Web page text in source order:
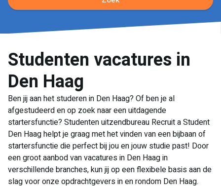
Studenten vacatures in
Den Haag
Ben jij aan het studeren in Den Haag? Of ben je al
afgestudeerd en op zoek naar een uitdagende
startersfunctie? Studenten uitzendbureau Recruit a Student
Den Haag helpt je graag met het vinden van een bijbaan of
startersfunctie die perfect bij jou en jouw studie past! Door
een groot aanbod van vacatures in Den Haag in
verschillende branches, kun jij op een flexibele basis aan de
slag voor onze opdrachtgevers in en rondom Den Haag.